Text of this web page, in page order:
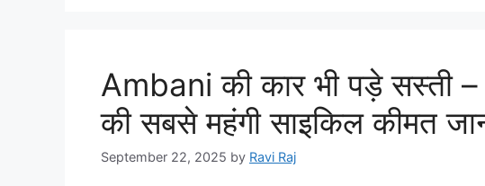
Ambani की कार भी पड़े सस्ती –
की सबसे महंगी साइकिल कीमत
September 22, 2025 by Ravi Raj